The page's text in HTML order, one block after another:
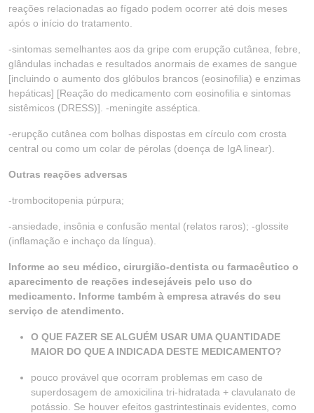
reações relacionadas ao fígado podem ocorrer até dois meses
após o início do tratamento.
-sintomas semelhantes aos da gripe com erupção cutânea, febre,
glândulas inchadas e resultados anormais de exames de sangue
[incluindo o aumento dos glóbulos brancos (eosinofilia) e enzimas
hepáticas] [Reação do medicamento com eosinofilia e sintomas
sistêmicos (DRESS)]. -meningite asséptica.
-erupção cutânea com bolhas dispostas em círculo com crosta
central ou como um colar de pérolas (doença de IgA linear).
Outras reações adversas
-trombocitopenia púrpura;
-ansiedade, insônia e confusão mental (relatos raros); -glossite
(inflamação e inchaço da língua).
Informe ao seu médico, cirurgião-dentista ou farmacêutico o
aparecimento de reações indesejáveis pelo uso do
medicamento. Informe também à empresa através do seu
serviço de atendimento.
O QUE FAZER SE ALGUÉM USAR UMA QUANTIDADE
MAIOR DO QUE A INDICADA DESTE MEDICAMENTO?
pouco provável que ocorram problemas em caso de
superdosagem de amoxicilina tri-hidratada + clavulanato de
potássio. Se houver efeitos gastrintestinais evidentes, como